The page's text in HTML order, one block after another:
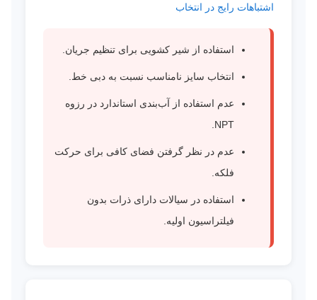
اشتباهات رایج در انتخاب
استفاده از شیر کشویی برای تنظیم جریان.
انتخاب سایز نامناسب نسبت به دبی خط.
عدم استفاده از آب‌بندی استاندارد در رزوه
NPT.
عدم در نظر گرفتن فضای کافی برای حرکت
فلکه.
استفاده در سیالات دارای ذرات بدون
فیلتراسیون اولیه.